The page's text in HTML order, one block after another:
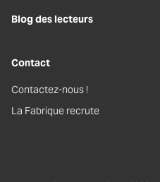
Blog des lecteurs
Contact
Contactez-nous !
La Fabrique recrute